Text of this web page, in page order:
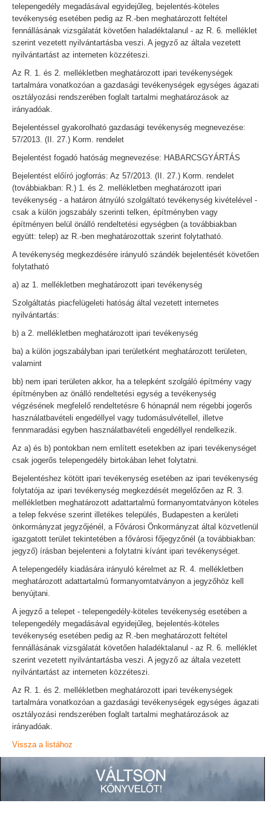
telepengedély megadásával egyidejűleg, bejelentés-köteles
tevékenység esetében pedig az R.-ben meghatározott feltétel
fennállásának vizsgálatát követően haladéktalanul - az R. 6. melléklet
szerint vezetett nyilvántartásba veszi. A jegyző az általa vezetett
nyilvántartást az interneten közzéteszi.
Az R. 1. és 2. mellékletben meghatározott ipari tevékenységek
tartalmára vonatkozóan a gazdasági tevékenységek egységes ágazati
osztályozási rendszerében foglalt tartalmi meghatározások az
irányadóak.
Bejelentéssel gyakorolható gazdasági tevékenység megnevezése:
57/2013. (II. 27.) Korm. rendelet
Bejelentést fogadó hatóság megnevezése: HABARCSGYÁRTÁS
Bejelentést előíró jogforrás: Az 57/2013. (II. 27.) Korm. rendelet
(továbbiakban: R.) 1. és 2. mellékletben meghatározott ipari
tevékenység - a határon átnyúló szolgáltató tevékenység kivételével -
csak a külön jogszabály szerinti telken, építményben vagy
építményen belül önálló rendeltetési egységben (a továbbiakban
együtt: telep) az R.-ben meghatározottak szerint folytatható.
A tevékenység megkezdésére irányuló szándék bejelentését követően
folytatható
a) az 1. mellékletben meghatározott ipari tevékenység
Szolgáltatás piacfelügeleti hatóság által vezetett internetes
nyilvántartás:
b) a 2. mellékletben meghatározott ipari tevékenység
ba) a külön jogszabályban ipari területként meghatározott területen,
valamint
bb) nem ipari területen akkor, ha a telepként szolgáló építmény vagy
építményben az önálló rendeltetési egység a tevékenység
végzésének megfelelő rendeltetésre 6 hónapnál nem régebbi jogerős
használatbavételi engedéllyel vagy tudomásulvétellel, illetve
fennmaradási egyben használatbavételi engedéllyel rendelkezik.
Az a) és b) pontokban nem említett esetekben az ipari tevékenységet
csak jogerős telepengedély birtokában lehet folytatni.
Bejelentéshez kötött ipari tevékenység esetében az ipari tevékenység
folytatója az ipari tevékenység megkezdését megelőzően az R. 3.
mellékletben meghatározott adattartalmú formanyomtatványon köteles
a telep fekvése szerint illetékes település, Budapesten a kerületi
önkormányzat jegyzőjénél, a Fővárosi Önkormányzat által közvetlenül
igazgatott terület tekintetében a fővárosi főjegyzőnél (a továbbiakban:
jegyző) írásban bejelenteni a folytatni kívánt ipari tevékenységet.
A telepengedély kiadására irányuló kérelmet az R. 4. mellékletben
meghatározott adattartalmú formanyomtatványon a jegyzőhöz kell
benyújtani.
A jegyző a telepet - telepengedély-köteles tevékenység esetében a
telepengedély megadásával egyidejűleg, bejelentés-köteles
tevékenység esetében pedig az R.-ben meghatározott feltétel
fennállásának vizsgálatát követően haladéktalanul - az R. 6. melléklet
szerint vezetett nyilvántartásba veszi. A jegyző az általa vezetett
nyilvántartást az interneten közzéteszi.
Az R. 1. és 2. mellékletben meghatározott ipari tevékenységek
tartalmára vonatkozóan a gazdasági tevékenységek egységes ágazati
osztályozási rendszerében foglalt tartalmi meghatározások az
irányadóak.
Vissza a listához